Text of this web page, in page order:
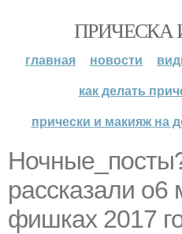
главная новости
как делать
прически и макияж на
рассказали о6
фишках 2017